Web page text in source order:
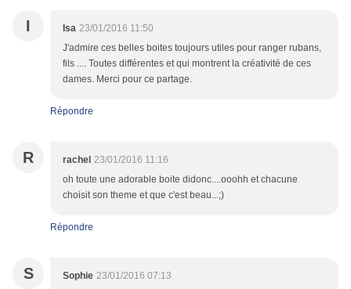
I Isa 23/01/2016 11:50
J'admire ces belles boites toujours utiles pour ranger rubans,
fils .... Toutes différentes et qui montrent la créativité de ces
dames. Merci pour ce partage.
Répondre
R rachel 23/01/2016 11:16
oh toute une adorable boite didonc....ooohh et chacune
choisit son theme et que c'est beau...;)
Répondre
S Sophie 23/01/2016 07:13